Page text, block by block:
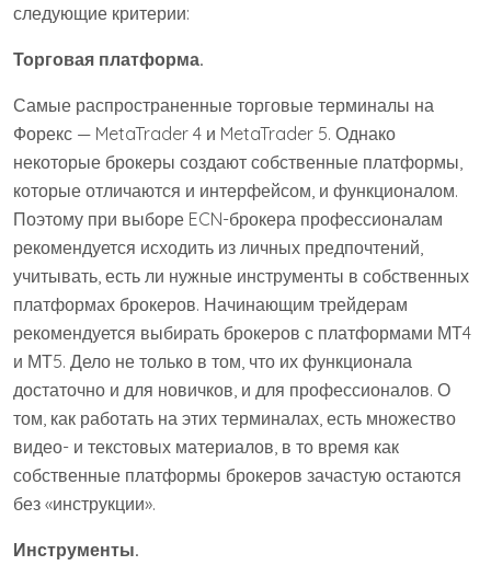
следующие критерии:
Торговая платформа.
Самые распространенные торговые терминалы на
Форекс — MetaTrader 4 и MetaTrader 5. Однако
некоторые брокеры создают собственные платформы,
которые отличаются и интерфейсом, и функционалом.
Поэтому при выборе ECN-брокера профессионалам
рекомендуется исходить из личных предпочтений,
учитывать, есть ли нужные инструменты в собственных
платформах брокеров. Начинающим трейдерам
рекомендуется выбирать брокеров с платформами МТ4
и МТ5. Дело не только в том, что их функционала
достаточно и для новичков, и для профессионалов. О
том, как работать на этих терминалах, есть множество
видео- и текстовых материалов, в то время как
собственные платформы брокеров зачастую остаются
без «инструкции».
Инструменты.